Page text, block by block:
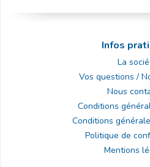
Infos
La
Vos questions /
Nous
Conditions
Conditions
Politique de
Mentions